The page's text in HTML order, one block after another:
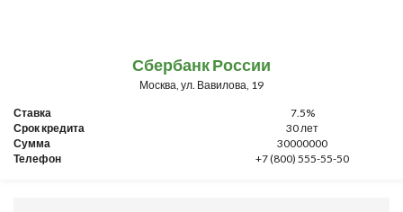
Сбербанк России
Москва, ул. Вавилова, 19
Ставка
7.5%
Срок кредита
30 лет
Сумма
30000000
Телефон
+7 (800) 555-55-50